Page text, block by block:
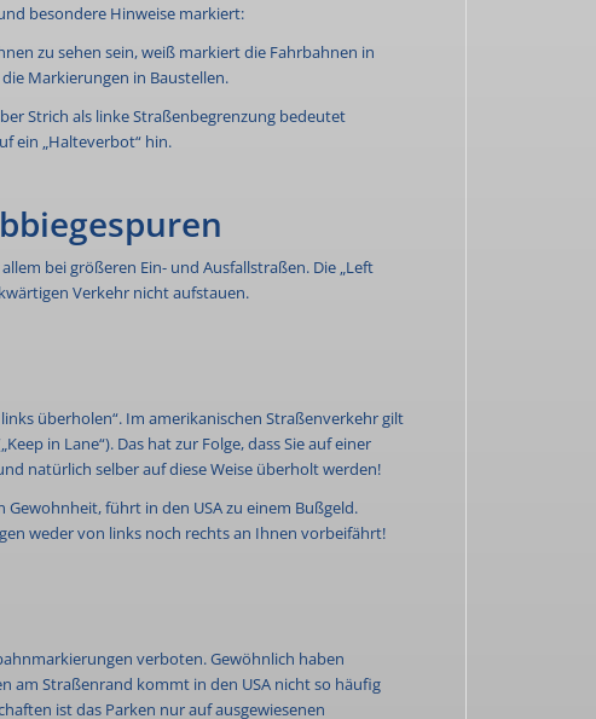
besondere Hinweise markiert:
zu sehen sein, weiß markiert die Fahrbahnen in
Markierungen in Baustellen.
Strich als linke Straßenbegrenzung bedeutet
ein „Halteverbot“ hin.
bei größeren Ein- und Ausfallstraßen. Die „Left
Verkehr nicht aufstauen.
überholen“. Im amerikanischen Straßenverkehr gilt
in Lane“). Das hat zur Folge, dass Sie auf einer
natürlich selber auf diese Weise überholt werden!
führt in den USA zu einem Bußgeld.
weder von links noch rechts an Ihnen vorbeifährt!
verboten. Gewöhnlich haben
am Straßenrand kommt in den USA nicht so häufig
ist das Parken nur auf ausgewiesenen